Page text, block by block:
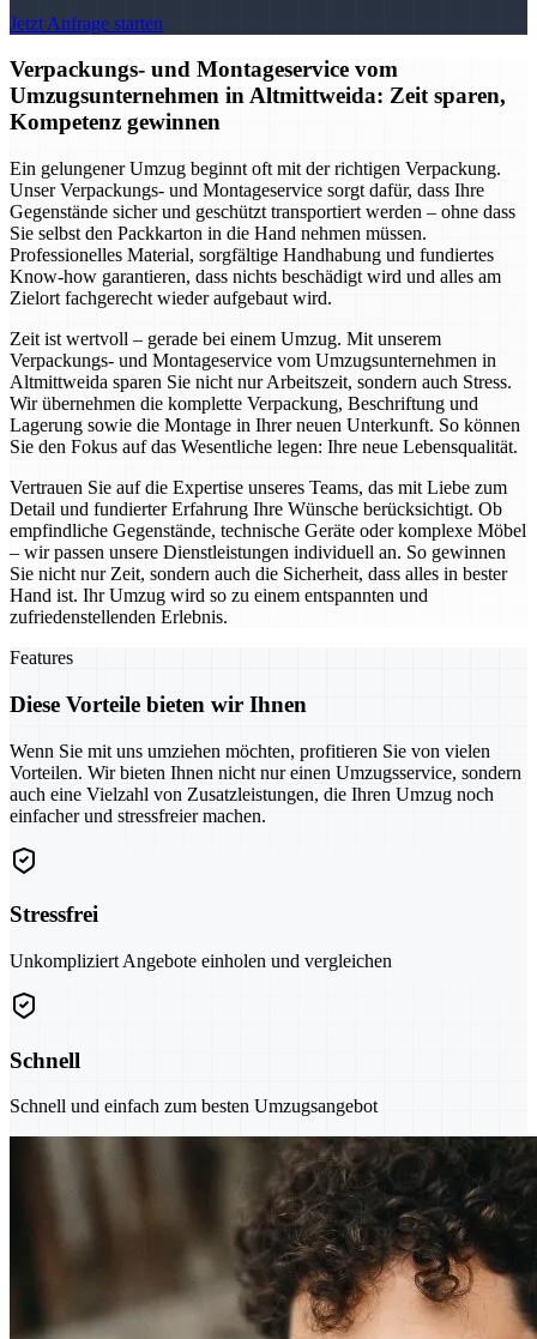
Jetzt Anfrage starten
Verpackungs- und Montageservice vom
Umzugsunternehmen in Altmittweida: Zeit sparen,
Kompetenz gewinnen
Ein gelungener Umzug beginnt oft mit der richtigen Verpackung.
Unser Verpackungs- und Montageservice sorgt dafür, dass Ihre
Gegenstände sicher und geschützt transportiert werden – ohne dass
Sie selbst den Packkarton in die Hand nehmen müssen.
Professionelles Material, sorgfältige Handhabung und fundiertes
Know-how garantieren, dass nichts beschädigt wird und alles am
Zielort fachgerecht wieder aufgebaut wird.
Zeit ist wertvoll – gerade bei einem Umzug. Mit unserem
Verpackungs- und Montageservice vom Umzugsunternehmen in
Altmittweida sparen Sie nicht nur Arbeitszeit, sondern auch Stress.
Wir übernehmen die komplette Verpackung, Beschriftung und
Lagerung sowie die Montage in Ihrer neuen Unterkunft. So können
Sie den Fokus auf das Wesentliche legen: Ihre neue Lebensqualität.
Vertrauen Sie auf die Expertise unseres Teams, das mit Liebe zum
Detail und fundierter Erfahrung Ihre Wünsche berücksichtigt. Ob
empfindliche Gegenstände, technische Geräte oder komplexe Möbel
– wir passen unsere Dienstleistungen individuell an. So gewinnen
Sie nicht nur Zeit, sondern auch die Sicherheit, dass alles in bester
Hand ist. Ihr Umzug wird so zu einem entspannten und
zufriedenstellenden Erlebnis.
Features
Diese Vorteile bieten wir Ihnen
Wenn Sie mit uns umziehen möchten, profitieren Sie von vielen
Vorteilen. Wir bieten Ihnen nicht nur einen Umzugsservice, sondern
auch eine Vielzahl von Zusatzleistungen, die Ihren Umzug noch
einfacher und stressfreier machen.
Stressfrei
Unkompliziert Angebote einholen und vergleichen
Schnell
Schnell und einfach zum besten Umzugsangebot